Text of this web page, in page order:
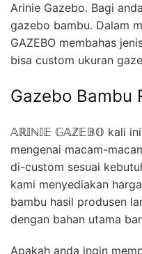
Arinie Gazebo. Bagi
gazebo bambu. Dalam
GAZEBO membahas
bisa custom ukuran
Gazebo Bambu
𝔸ℝ𝕀ℕ𝕀𝔼 𝔾𝔸ℤ𝔼𝔹𝕆 kali ini
mengenai macam-
di-custom sesuai
kami menyediakan
bambu hasil produsen
dengan bahan utama
Apakah anda ingin